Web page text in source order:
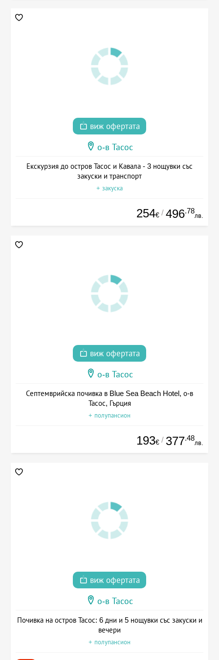
виж офертата
о-в Тасос
Екскурзия до остров Тасос и Кавала - 3 нощувки със
закуски и транспорт
+ закуска
254€ / 496.78
лв.
виж офертата
о-в Тасос
Септемврийска почивка в Blue Sea Beach Hotel, о-в
Тасос, Гърция
+ полупансион
193€ / 377.48
лв.
виж офертата
о-в Тасос
Почивка на остров Тасос: 6 дни и 5 нощувки със закуски и
вечери
+ полупансион